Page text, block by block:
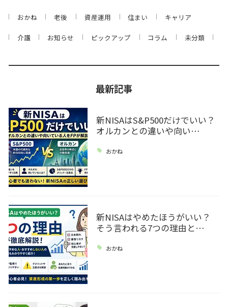
おかね 老後 資産運用 住まい キャリア
介護 お知らせ ピックアップ コラム 未分類
最新記事
新NISAはS&P500だけでいい？
オルカンとの違いや向い…
おかね
新NISAはやめたほうがいい？
そう言われる7つの理由と…
おかね